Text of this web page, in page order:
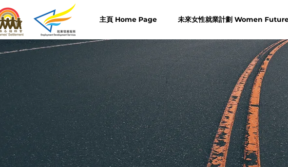
主頁 Home Page 未來女性就業計劃 Women